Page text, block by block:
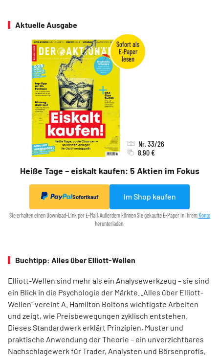
Aktuelle Ausgabe
Heiße Tage – eiskalt kaufen: 5 Aktien im Fokus
Nr. 33/26
8,90 €
Sofortkauf Im Shop kaufen
Sie erhalten einen Download-Link per E-Mail. Außerdem können Sie gekaufte E-Paper in IhremKonto
herunterladen.
Buchtipp: Alles über Elliott-Wellen
Elliott-Wellen sind mehr als ein Analysewerkzeug – sie sind
ein Blick in die Psychologie der Märkte. „Alles über Elliott-
Wellen“ vereint A. Hamilton Boltons wichtigste Arbeiten
und zeigt, wie Preisbewegungen zyklisch entstehen.
Dieses Standardwerk erklärt Prinzipien, Muster und
praktische Anwendung der Theorie – ein unverzichtbares
Nachschlagewerk für Trader, Analysten und Börsenprofis,